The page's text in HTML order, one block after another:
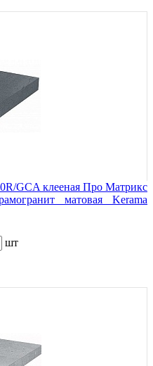
GCA клееная Про Матрикс
матовая Kerama
шт